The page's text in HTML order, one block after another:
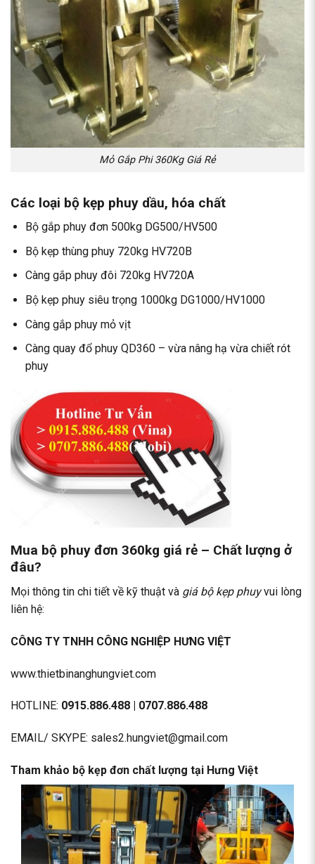
Mỏ Gắp Phi 360Kg Giá Rẻ
Các loại bộ kẹp phuy dầu, hóa chất
Bộ gắp phuy đơn 500kg DG500/HV500
Bộ kẹp thùng phuy 720kg HV720B
Càng gắp phuy đôi 720kg HV720A
Bộ kẹp phuy siêu trọng 1000kg DG1000/HV1000
Càng gắp phuy mỏ vịt
Càng quay đổ phuy QD360 – vừa nâng hạ vừa chiết rót
phuy
Mua bộ phuy đơn 360kg giá rẻ – Chất lượng ở
đâu?
Mọi thông tin chi tiết về kỹ thuật và giá bộ kẹp phuyvui lòng
liên hệ:
CÔNG TY TNHH CÔNG NGHIỆP HƯNG VIỆT
www.thietbinanghungviet.com
HOTLINE: 0915.886.488 0707.886.488
EMAIL/ SKYPE: sales2.hungviet@gmail.com
Tham khảo bộ kẹp đơn chất lượng tại Hưng Việt